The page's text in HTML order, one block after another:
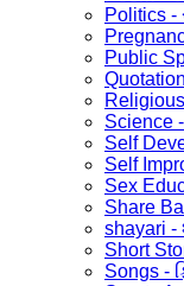
Politics -
Public
Religious
Science
Self
Self
Sex
Share
shayari -
Short
Songs -